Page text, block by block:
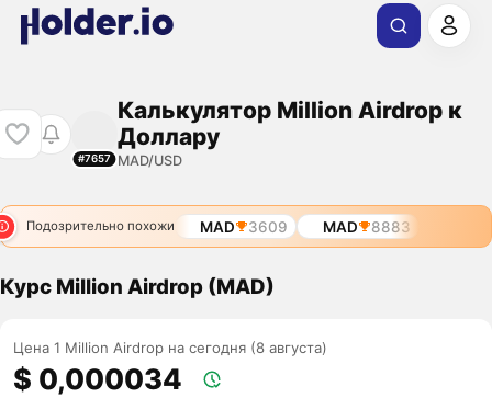
#7657
Калькулятор Million Airdrop к
Доллару
MAD/USD
Подозрительно похожи MAD 3609 MAD 8883
Курс Million Airdrop (MAD)
Цена 1 Million Airdrop на сегодня (8 августа)
$ 0,000034